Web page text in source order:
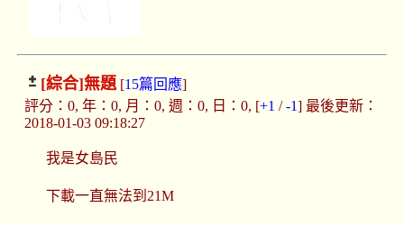
[綜合]無題[15篇回應]
評分：0, 年：0, 月：0, 週：0, 日：0, [+1 /-1] 最後更新：
2018-01-03 09:18:27
我是女島民
下載一直無法到21M